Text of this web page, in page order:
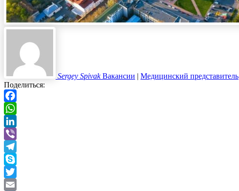
Sergey Spivak Вакансии | Медицинский представитель
Поделиться:
Facebook
WhatsApp
LinkedIn
Viber
Telegram
Skype
Twitter